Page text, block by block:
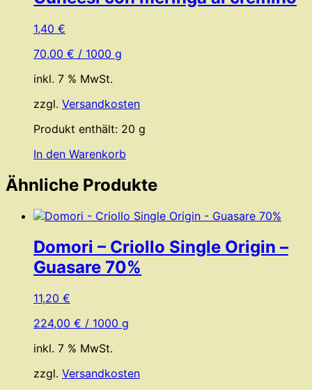
1,40 €
70,00 € / 1000 g
inkl. 7 % MwSt.
zzgl. Versandkosten
Produkt enthält: 20 g
In den Warenkorb
Ähnliche Produkte
Domori – Criollo Single Origin –
Guasare 70%
11,20 €
224,00 € / 1000 g
inkl. 7 % MwSt.
zzgl. Versandkosten